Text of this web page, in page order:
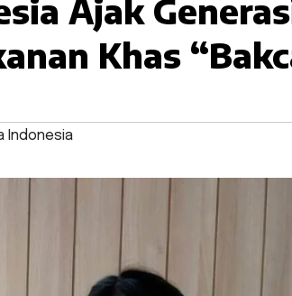
Ajak
Khas
Indonesia